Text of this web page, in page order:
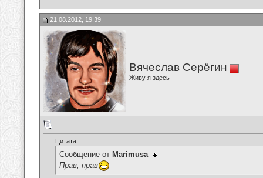
21.08.2012, 19:39
Вячеслав Серёгин
Живу я здесь
Цитата:
Сообщение от Marimusa
Прав, прав